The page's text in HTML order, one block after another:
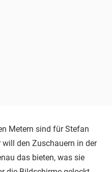
Metern sind für Stefan
den Zuschauern in der
das bieten, was sie